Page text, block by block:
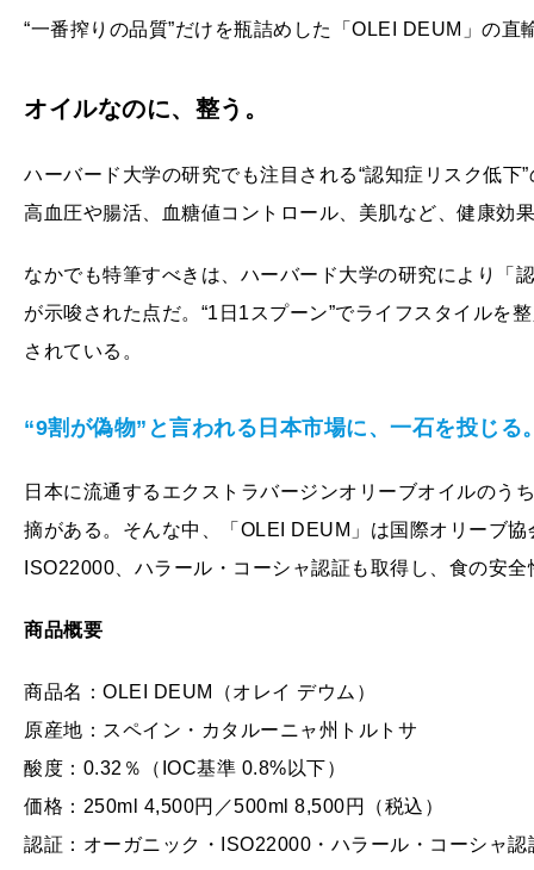
“一番搾りの品質”だけを瓶詰めした「OLEI DEUM」の直
オイルなのに、整う。
ハーバード大学の研究でも注目される“認知症リスク低
高血圧や腸活、血糖値コントロール、美肌など、健康効
なかでも特筆すべきは、ハーバード大学の研究により「
が示唆された点だ。“1日1スプーン”でライフスタイルを
されている。
“9割が偽物”と言われる日本市場に、一石を投じる
日本に流通するエクストラバージンオリーブオイルのう
摘がある。そんな中、「OLEI DEUM」は国際オリーブ
ISO22000、ハラール・コーシャ認証も取得し、食の安
商品概要
商品名：OLEI DEUM（オレイ デウム）
原産地：スペイン・カタルーニャ州トルトサ
酸度：0.32％（IOC基準 0.8%以下）
価格：250ml 4,500円／500ml 8,500円（税込）
認証：オーガニック・ISO22000・ハラール・コーシャ認